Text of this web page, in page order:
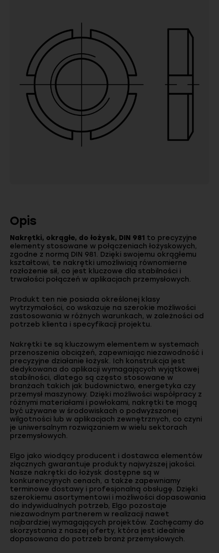
Opis
Nakrętki, okrągłe, do łożysk, DIN 981 to precyzyjne
elementy stosowane w połączeniach łożyskowych,
zgodne z normą DIN 981. Dzięki swojemu okrągłemu
kształtowi, te nakrętki umożliwiają równomierne
rozłożenie sił, co jest kluczowe dla stabilności i
trwałości połączeń w aplikacjach przemysłowych.
Produkt ten nie posiada określonej klasy
wytrzymałości, co wskazuje na szerokie możliwości
zastosowania w różnych warunkach, w zależności od
potrzeb klienta i specyfikacji projektu.
Nakrętki te są kluczowym elementem w systemach
przenoszenia obciążeń, zapewniając niezawodność i
precyzyjne działanie łożysk. Ich konstrukcja jest
dedykowana do aplikacji wymagających wyjątkowej
stabilności, dlatego są często stosowane w
branżach takich jak budownictwo, energetyka czy
przemysł maszynowy. Dzięki możliwości współpracy z
różnymi materiałami i powłokami, nakrętki te mogą
być używane w środowiskach o podwyższonej
wilgotności lub w aplikacjach zewnętrznych, co czyni
je uniwersalnym rozwiązaniem w wielu sektorach
przemysłowych.
Elgo jako wiodący producent i dostawca elementów
złącznych gwarantuje produkty najwyższej jakości.
Nasze nakrętki do łożysk dostępne są w
konkurencyjnych cenach, a także zapewniamy
terminowe dostawy i profesjonalną obsługę. Dzięki
szerokiemu asortymentowi i możliwości dopasowania
do indywidualnych potrzeb, Elgo pozostaje
niezawodnym partnerem w realizacji nawet
najbardziej wymagających projektów. Zachęcamy do
skorzystania z naszej oferty, która jest idealnie
dopasowana do potrzeb branż przemysłowych.